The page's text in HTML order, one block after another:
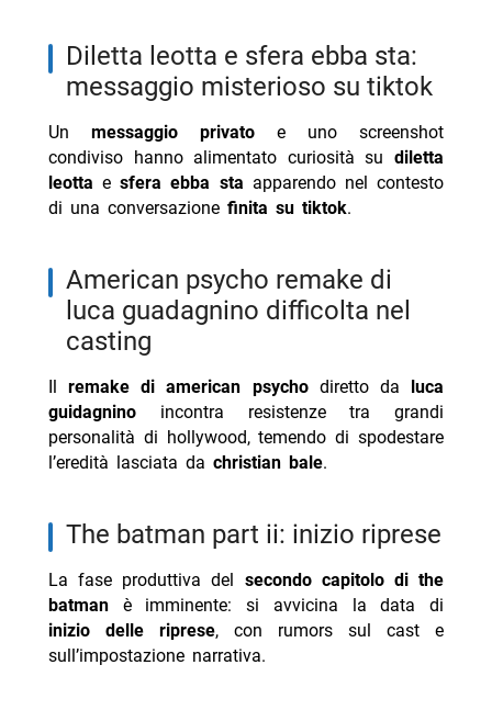
- Collateral Beauty oggi Iris 6 agosto trama cast
diletta leotta e sfera ebba sta:
messaggio misterioso su tiktok
Un messaggio privato e uno screenshot
condiviso hanno alimentato curiosità sudiletta
leotta esfera ebba sta apparendo nel contesto
di una conversazione finita su tiktok.
american psycho remake di
luca guadagnino difficolta nel
casting
Ilremake di american psychodiretto da luca
guidagninoincontra resistenze tra grandi
personalità di hollywood, temendo di spodestare
l’eredità lasciata da christian bale.
the batman part ii: inizio riprese
La fase produttiva del secondo capitolo di the
batmanè imminente: si avvicina la data di
inizio delle riprese, con rumors sul cast e
sull’impostazione narrativa.